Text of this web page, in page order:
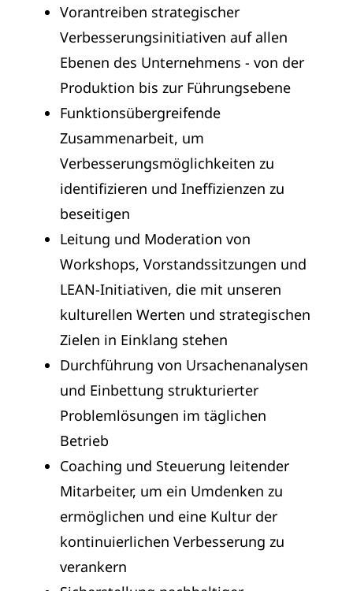
Vorantreiben strategischer
Verbesserungsinitiativen auf allen
Ebenen des Unternehmens - von der
Produktion bis zur Führungsebene
Funktionsübergreifende
Zusammenarbeit, um
Verbesserungsmöglichkeiten zu
identifizieren und Ineffizienzen zu
beseitigen
Leitung und Moderation von
Workshops, Vorstandssitzungen und
LEAN-Initiativen, die mit unseren
kulturellen Werten und strategischen
Zielen in Einklang stehen
Durchführung von Ursachenanalysen
und Einbettung strukturierter
Problemlösungen im täglichen
Betrieb
Coaching und Steuerung leitender
Mitarbeiter, um ein Umdenken zu
ermöglichen und eine Kultur der
kontinuierlichen Verbesserung zu
verankern